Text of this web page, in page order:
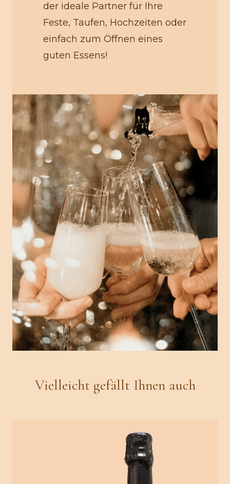
der ideale Partner für Ihre
Feste, Taufen, Hochzeiten oder
einfach zum Öffnen eines
guten Essens!
Vielleicht gefällt Ihnen auch